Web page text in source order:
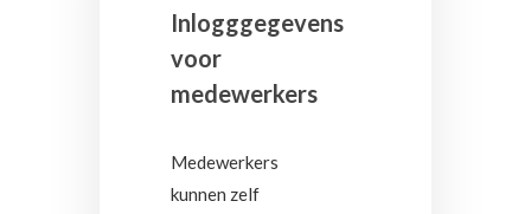
Inlogggegevens
voor
medewerkers
Medewerkers
kunnen zelf